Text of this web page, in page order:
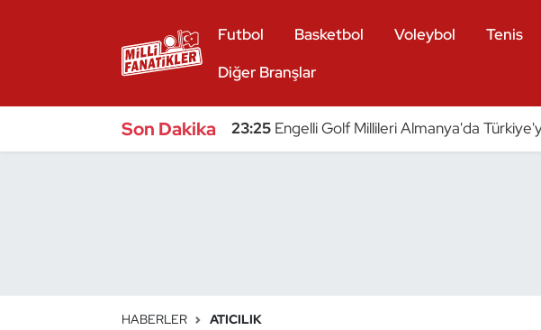
Futbol Basketbol Voleybol Tenis
Diğer Branşlar
Son Dakika 23:25 Engelli Golf Millileri Almanya'da
HABERLER ATICILIK